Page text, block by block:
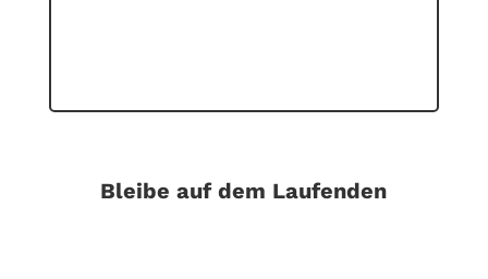
Bleibe auf dem Laufenden